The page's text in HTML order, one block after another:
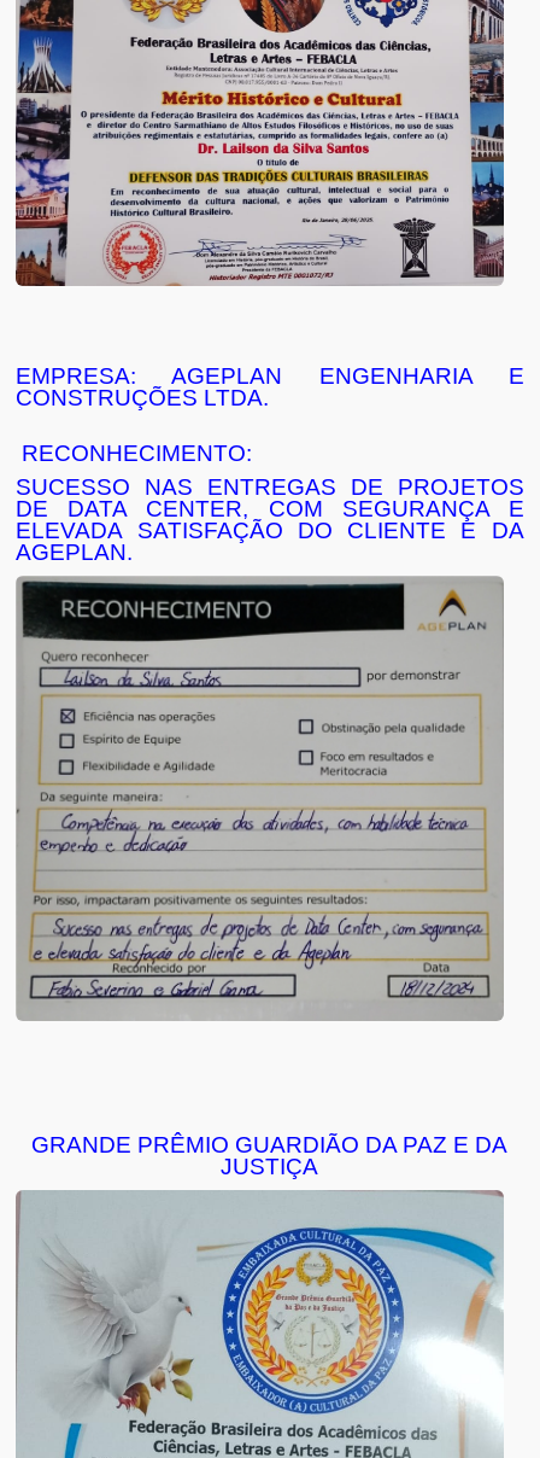
EMPRESA: AGEPLAN ENGENHARIA E
CONSTRUÇÕES LTDA.
RECONHECIMENTO:
SUCESSO NAS ENTREGAS DE PROJETOS
DE DATA CENTER, COM SEGURANÇA E
ELEVADA SATISFAÇÃO DO CLIENTE E DA
AGEPLAN.
GRANDE PRÊMIO GUARDIÃO DA PAZ E DA
JUSTIÇA